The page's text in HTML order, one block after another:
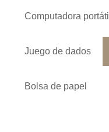
Computadora portátil
Juego de dados
Bolsa de papel